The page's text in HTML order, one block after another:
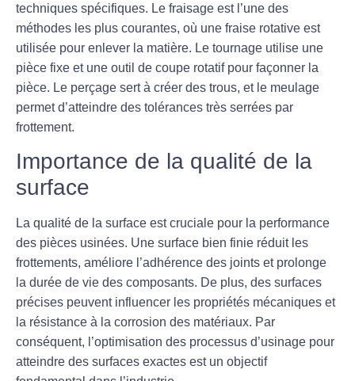
techniques spécifiques. Le fraisage est l’une des
méthodes les plus courantes, où une fraise rotative est
utilisée pour enlever la matière. Le tournage utilise une
pièce fixe et une outil de coupe rotatif pour façonner la
pièce. Le perçage sert à créer des trous, et le meulage
permet d’atteindre des tolérances très serrées par
frottement.
Importance de la qualité de la
surface
La qualité de la surface est cruciale pour la performance
des pièces usinées. Une surface bien finie réduit les
frottements, améliore l’adhérence des joints et prolonge
la durée de vie des composants. De plus, des surfaces
précises peuvent influencer les propriétés mécaniques et
la résistance à la corrosion des matériaux. Par
conséquent, l’optimisation des processus d’usinage pour
atteindre des surfaces exactes est un objectif